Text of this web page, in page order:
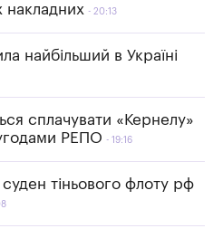
накладних
20:13
найбільший в Україні
сплачувати «Кернелу»
РЕПО
19:16
тіньового флоту рф